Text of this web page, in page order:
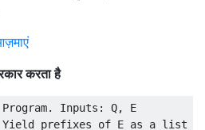
करता है
Inputs: Q, E
prefixes of E as a list